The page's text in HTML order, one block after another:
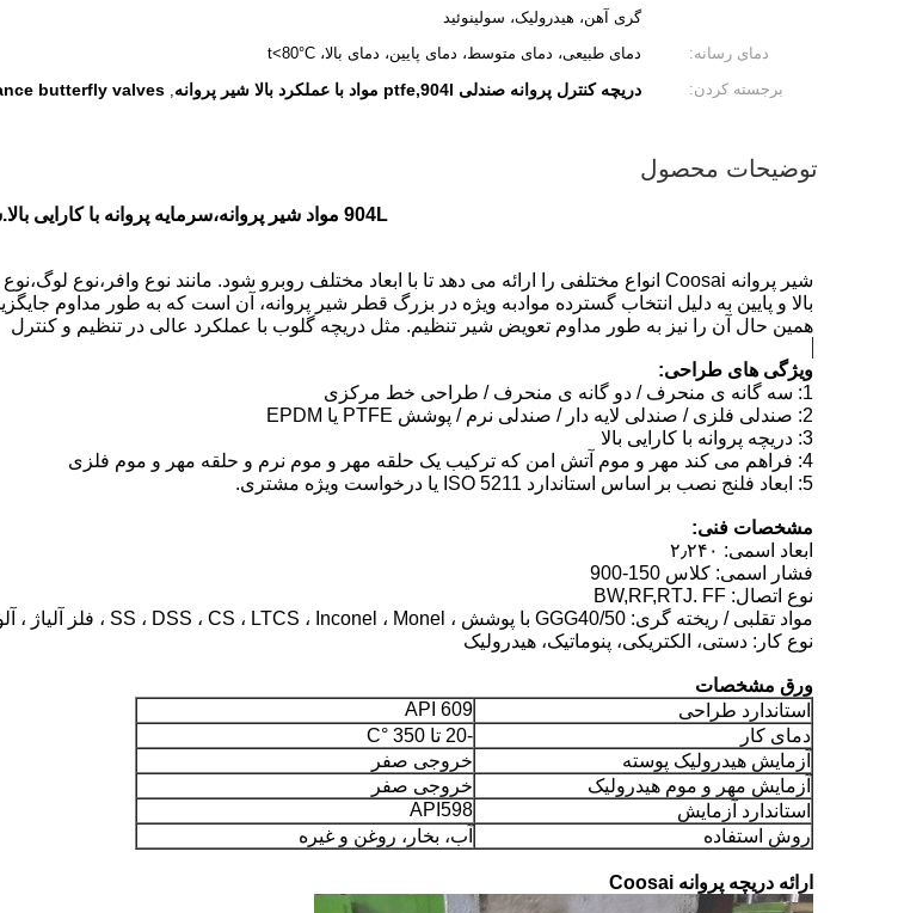
گری آهن، هیدرولیک، سولینوئید
دمای رسانه:
دمای طبیعی، دمای متوسط، دمای پایین، دمای بالا، t<80°C
برجسته کردن:
دریچه کنترل پروانه صندلی ptfe,904l مواد با عملکرد بالا شیر پروانه ,
butterfly valves
توضیحات محصول
904L مواد شیر پروانه،سرمایه پروانه با کارایی بالا.سرمایه پروانه ایمن آتش
بالا و پایین به دلیل انتخاب گسترده موادبه ویژه در بزرگ قطر شیر پروانه، آن است که به طور مداوم
همین حال آن را نیز به طور مداوم تعویض شیر تنظیم. مثل دریچه گلوب با عملکرد عالی در تنظیم و کنترل
ویژگی های طراحی:
1: سه گانه ی منحرف / دو گانه ی منحرف / طراحی خط مرکزی
2: صندلی فلزی / صندلی لایه دار / صندلی نرم / پوشش PTFE یا EPDM
3: دریچه پروانه با کارایی بالا
4: فراهم می کند مهر و موم آتش امن که ترکیب یک حلقه مهر و موم نرم و حلقه مهر و موم فلزی
5: ابعاد فلنج نصب بر اساس استاندارد ISO 5211 یا درخواست ویژه مشتری.
مشخصات فنی:
ابعاد اسمی: ۲٫۲۴۰
فشار اسمی: کلاس 150-900
نوع اتصال: BW,RF,RTJ. FF
مواد تقلبی / ریخته گری: GGG40/50 با پوشش ، SS ، DSS ، CS ، LTCS ، Inconel ، Monel ، فلز آلیاژ ، آلومینیوم برنز
نوع کار: دستی، الکتریکی، پنوماتیک، هیدرولیک
ورق مشخصات
استاندارد طراحی
API 609
دمای کار
-20 تا 350 °C
آزمایش هيدرولیک پوسته
خروجی صفر
آزمایش مهر و موم هیدرولیک
خروجی صفر
استاندارد آزمایش
API598
روش استفاده
آب، بخار، روغن و غیره
ارائه دریچه پروانه Coosai